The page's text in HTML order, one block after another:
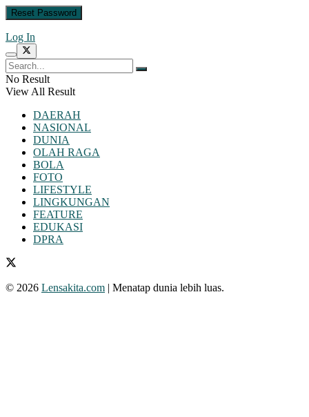
Log In
No Result
View All Result
DAERAH
NASIONAL
DUNIA
OLAH RAGA
BOLA
FOTO
LIFESTYLE
LINGKUNGAN
FEATURE
EDUKASI
DPRA
© 2026 Lensakita.com | Menatap dunia lebih luas.